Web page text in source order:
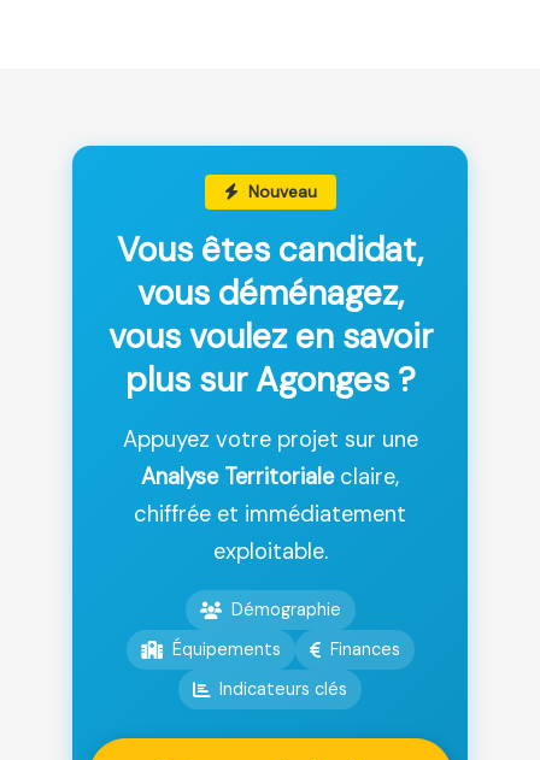
Nouveau
Vous êtes candidat,
vous déménagez,
vous voulez en savoir
plus sur Agonges ?
Appuyez votre projet sur une
Analyse Territorialeclaire,
chiffrée et immédiatement
exploitable.
Démographie
Équipements
Finances
Indicateurs clés